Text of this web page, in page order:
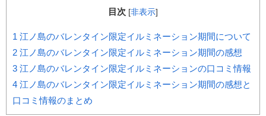
目次 [非表示]
1 江ノ島のバレンタイン限定イルミネーション期間について
2 江ノ島のバレンタイン限定イルミネーション期間の感想
3 江ノ島のバレンタイン限定イルミネーションの口コミ情報
4 江ノ島のバレンタイン限定イルミネーション期間の感想と
口コミ情報のまとめ